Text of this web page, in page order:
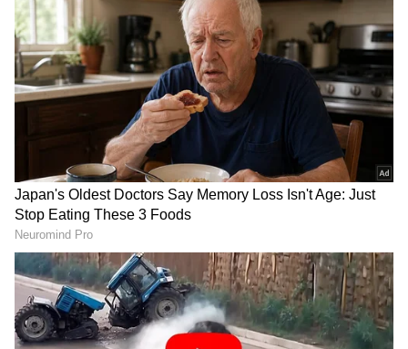
Image Credit :Asianet News
ಮೂಲಾಂಕ ಹೇಗೆ ಲೆಕ್ಕ ಹಾಕೋದು?
ನೀವು 1 ರಿಂದ 9ನೇ ತಾರೀಖಿನೊಳಗೆ ಹುಟ್ಟಿದ್ದರೆ, ಅದೇ
ದಿನಾಂಕ ನಿಮ್ಮ ಮೂಲ ಸಂಖ್ಯೆ. ಒಂದು ವೇಳೆ, ನಿಮ್ಮ ಜನ್ಮ
ದಿನಾಂಕ 10 ರಿಂದ 31ರ ನಡುವೆ ಇದ್ದರೆ, ಆ ಎರಡು
ಸಂಖ್ಯೆಗಳನ್ನು ಕೂಡಬೇಕು. ಉದಾಹರಣೆಗೆ, ನೀವು 23ನೇ
ತಾರೀಖು ಹುಟ್ಟಿದ್ದರೆ, 2+3 = 5. ಆಗ ನಿಮ್ಮ ಮೂಲ ಸಂಖ್ಯೆ 5
ಆಗುತ್ತದೆ.